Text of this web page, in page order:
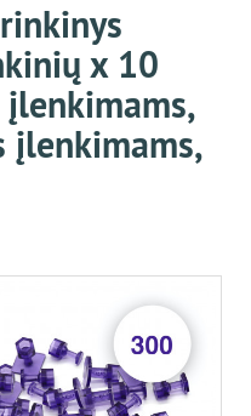
x 10
įlenkimams,
įlenkimams,